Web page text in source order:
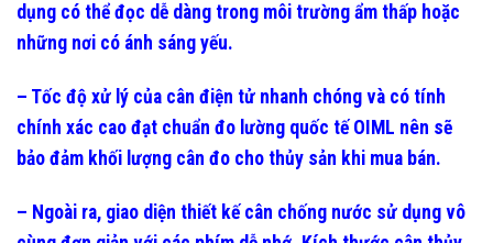
dụng có thể đọc dễ dàng trong môi trường ẩm thấp hoặc
những nơi có ánh sáng yếu.
– Tốc độ xử lý của cân điện tử nhanh chóng và có tính
chính xác cao đạt chuẩn đo lường quốc tế OIML nên sẽ
bảo đảm khối lượng cân đo cho thủy sản khi mua bán.
– Ngoài ra, giao diện thiết kế cân chống nước sử dụng vô